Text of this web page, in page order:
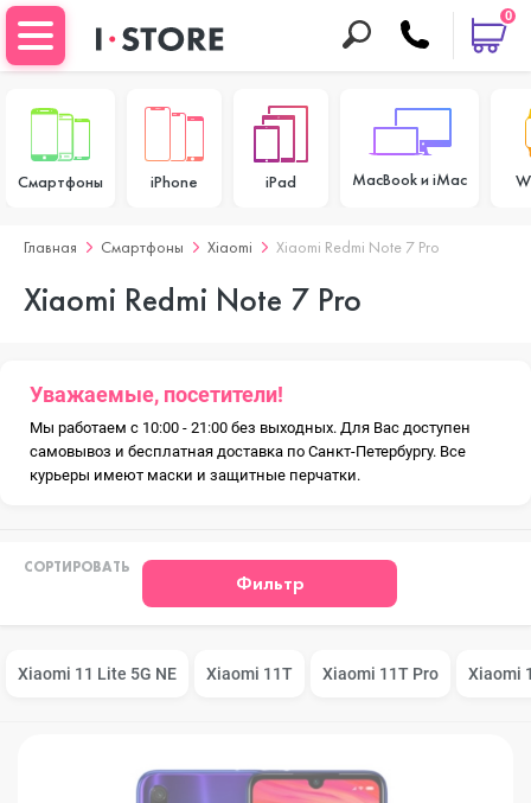
0
Смартфоны iPhone iPad MacBook и iMac
Главная Смартфоны Xiaomi Xiaomi Redmi Note 7 Pro
Xiaomi Redmi Note 7 Pro
Уважаемые, посетители!
Мы работаем с 10:00 - 21:00 без выходных. Для Вас доступен
самовывоз и бесплатная доставка по Санкт-Петербургу. Все
курьеры имеют маски и защитные перчатки.
Xiaomi 11 Lite 5G NE Xiaomi 11T Xiaomi 11T Pro Xiaomi
СОРТИРОВАТЬ
Фильтр